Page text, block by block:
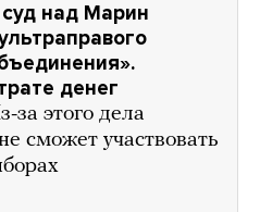
над Марин
денег
за этого дела
сможет участвовать